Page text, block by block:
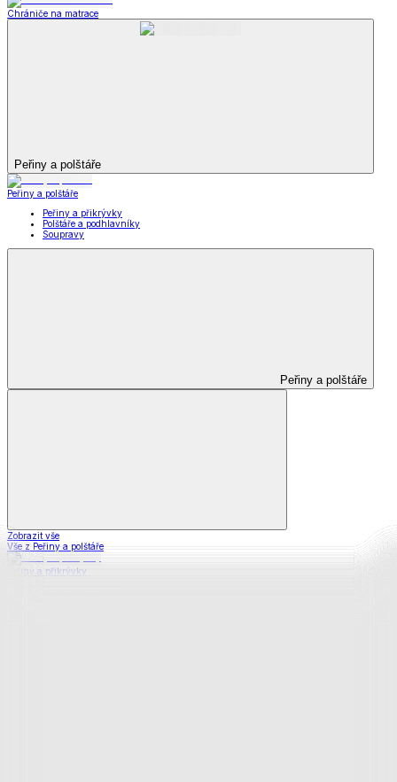
Chrániče na matrace
Peřiny a polštáře
Peřiny a polštáře
Peřiny a přikrývky
Polštáře a podhlavníky
Soupravy
Peřiny a polštáře
Zobrazit vše
Vše z Peřiny a polštáře
Peřiny a přikrývky